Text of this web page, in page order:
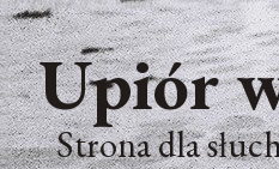
Upiór
Strona dla